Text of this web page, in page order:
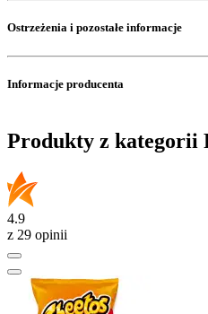
Ostrzeżenia i pozostałe informacje
Informacje producenta
Produkty z kategorii
4.9
z 29 opinii